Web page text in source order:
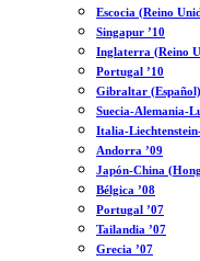
Escocia (Reino
Singapur ’10
Inglaterra (Reino
Portugal ’10
Gibraltar (Español)
Suecia-Alemania-
Italia-
Andorra ’09
Japón-China
Bélgica ’08
Portugal ’07
Tailandia ’07
Grecia ’07